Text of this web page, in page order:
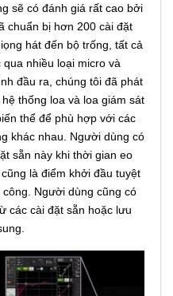
sẽ có đánh giá rất cao bởi
chuẩn bị hơn 200 cài đặt
hát đến bộ trống, tất cả
nhiều loại micro và
đầu ra, chúng tôi đã phát
thống loa và loa giám sát
thể để phù hợp với các
khác nhau. Người dùng có
sẵn này khi thời gian eo
là điểm khởi đầu tuyệt
Người dùng cũng có
các cài đặt sẵn hoặc lưu